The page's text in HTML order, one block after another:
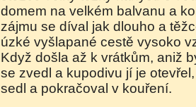
domem na velkém balvanu a
zájmu se díval jak dlouho a
úzké vyšlapané cestě vysoko
Když došla až k vrátkům, aniž
se zvedl a kupodivu jí je
sedl a pokračoval v kouření.